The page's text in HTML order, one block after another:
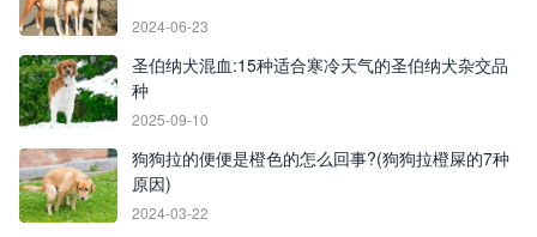
2024-06-23
圣伯纳犬混血:15种适合寒冷天气的圣伯纳犬杂交品
种
2025-09-10
狗狗拉的便便是橙色的怎么回事?(狗狗拉橙屎的7种
原因)
2024-03-22